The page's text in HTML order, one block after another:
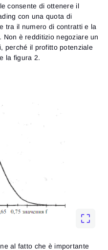
consente di ottenere il
con una quota di
tra il numero di contratti e la
è redditizio negoziare un
perché il profitto potenziale
la figura 2.
al fatto che è importante
Hai dimenticato la password?
Registrati
e ti invieremo un link per
da ATAS
agreement
sulla privacy